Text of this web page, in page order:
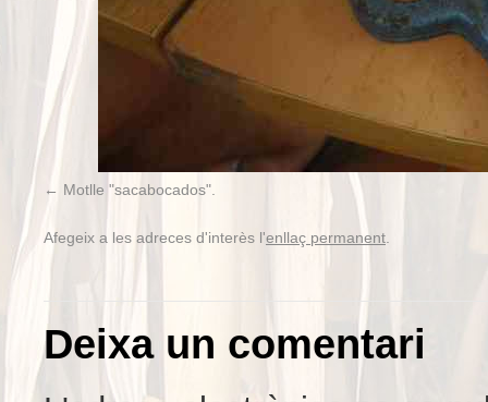
Motlle "sacabocados".
Afegeix a les adreces d'interès l'enllaç permanent
Deixa un comentari